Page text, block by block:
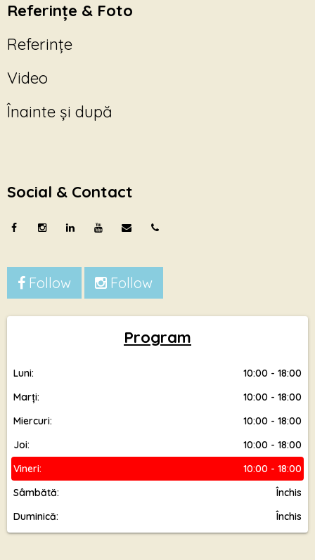
Referințe & Foto
Referințe
Video
Înainte și după
Social & Contact
Follow Follow
Program
Luni:
10:00 - 18:00
Marți:
10:00 - 18:00
Miercuri:
10:00 - 18:00
Joi:
10:00 - 18:00
Vineri:
10:00 - 18:00
Sâmbătă:
Închis
Duminică:
Închis